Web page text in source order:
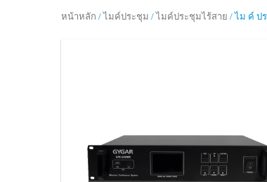
หน้าหลัก /ไมค์ประชุม /ไมค์ประชุมไร้สาย / ไม ค์ ป